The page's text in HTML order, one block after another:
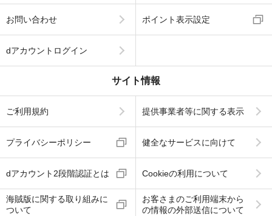
お問い合わせ ポイント表示設定
dアカウントログイン
サイト情報
ご利用規約 提供事業者等に関する表示
プライバシーポリシー 健全なサービスに向けて
dアカウント2段階認証とは Cookieの利用について
海賊版に関する取り組みに
ついて
お客さまのご利用端末から
の情報の外部送信について